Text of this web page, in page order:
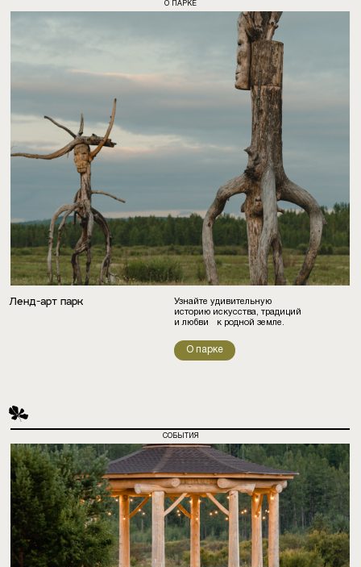
Узнайте удивительную
историю искусства, традиций
и любви к родной земле.
Ленд-арт парк
О ПАРКЕ
О парке
СОБЫТИЯ